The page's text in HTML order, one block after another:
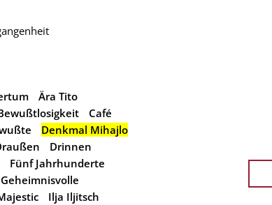
Ära Tito
Café
Denkmal Mihajlo
Drinnen
Fünf Jahrhunderte
Geheimnisvolle
Ilja Iljitsch